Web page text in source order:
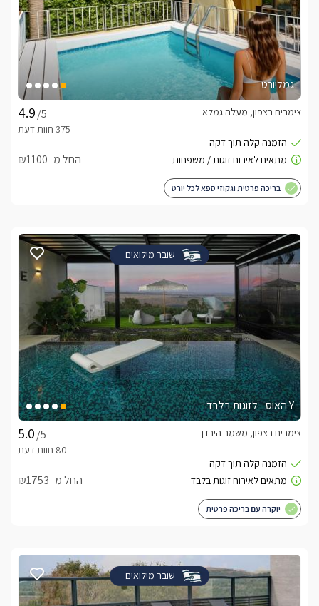
גמליורט
/5
צימרים בצפון, מעלה גמלא
החל מ- ₪1100
בריכה פרטית וגקוזי ספא לכל יורט
שובר מילואים
Y האוס - לזוגות בלבד
/5
צימרים בצפון, משמר הירדן
החל מ- ₪1753
יוקרה עם בריכה פרטית
שובר מילואים